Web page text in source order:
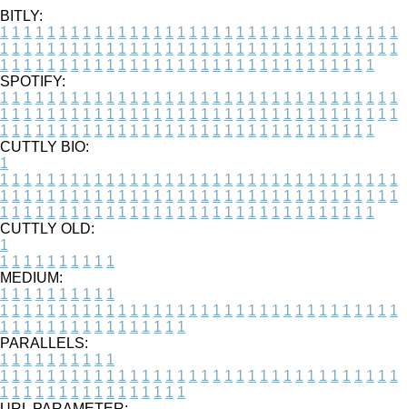
BITLY:
1 1 1 1 1 1 1 1 1 1 1 1 1 1 1 1 1 1 1 1 1 1 1 1 1 1 1 1 1 1 1 1 1 1
1 1 1 1 1 1 1 1 1 1 1 1 1 1 1 1 1 1 1 1 1 1 1 1 1 1 1 1 1 1 1 1 1 1
1 1 1 1 1 1 1 1 1 1 1 1 1 1 1 1 1 1 1 1 1 1 1 1 1 1 1 1 1 1 1 1
SPOTIFY:
1 1 1 1 1 1 1 1 1 1 1 1 1 1 1 1 1 1 1 1 1 1 1 1 1 1 1 1 1 1 1 1 1 1
1 1 1 1 1 1 1 1 1 1 1 1 1 1 1 1 1 1 1 1 1 1 1 1 1 1 1 1 1 1 1 1 1 1
1 1 1 1 1 1 1 1 1 1 1 1 1 1 1 1 1 1 1 1 1 1 1 1 1 1 1 1 1 1 1 1
CUTTLY BIO:
1
1 1 1 1 1 1 1 1 1 1 1 1 1 1 1 1 1 1 1 1 1 1 1 1 1 1 1 1 1 1 1 1 1 1
1 1 1 1 1 1 1 1 1 1 1 1 1 1 1 1 1 1 1 1 1 1 1 1 1 1 1 1 1 1 1 1 1 1
1 1 1 1 1 1 1 1 1 1 1 1 1 1 1 1 1 1 1 1 1 1 1 1 1 1 1 1 1 1 1 1
CUTTLY OLD:
1
1 1 1 1 1 1 1 1 1 1
MEDIUM:
1 1 1 1 1 1 1 1 1 1
1 1 1 1 1 1 1 1 1 1 1 1 1 1 1 1 1 1 1 1 1 1 1 1 1 1 1 1 1 1 1 1 1 1
1 1 1 1 1 1 1 1 1 1 1 1 1 1 1 1
PARALLELS:
1 1 1 1 1 1 1 1 1 1
1 1 1 1 1 1 1 1 1 1 1 1 1 1 1 1 1 1 1 1 1 1 1 1 1 1 1 1 1 1 1 1 1 1
1 1 1 1 1 1 1 1 1 1 1 1 1 1 1 1